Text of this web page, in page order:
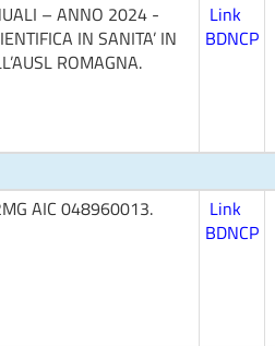
– ANNO 2024 -
IN SANITA’ IN
ROMAGNA.
Link
BDNCP
AIC 048960013.
Link
BDNCP